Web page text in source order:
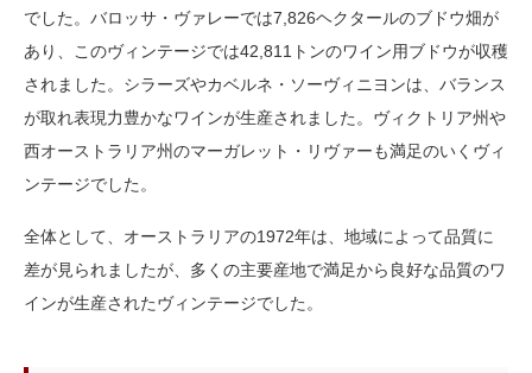
でした。バロッサ・ヴァレーでは7,826ヘクタールのブドウ畑が
あり、このヴィンテージでは42,811トンのワイン用ブドウが収穫
されました。シラーズやカベルネ・ソーヴィニヨンは、バランス
が取れ表現力豊かなワインが生産されました。ヴィクトリア州や
西オーストラリア州のマーガレット・リヴァーも満足のいくヴィ
ンテージでした。
全体として、オーストラリアの1972年は、地域によって品質に
差が見られましたが、多くの主要産地で満足から良好な品質のワ
インが生産されたヴィンテージでした。